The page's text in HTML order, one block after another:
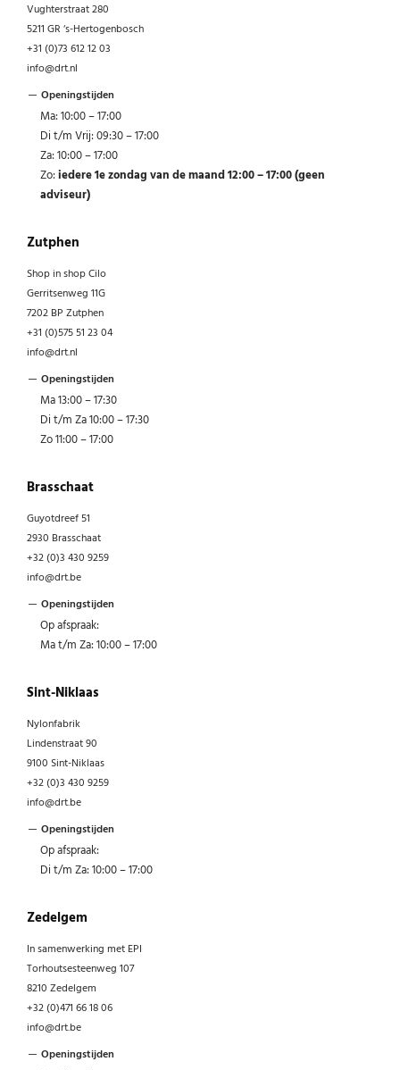
Vughterstraat 280
5211 GR ‘s-Hertogenbosch
+31 (0)73 612 12 03
info@drt.nl
Openingstijden
Ma: 10:00 – 17:00
Di t/m Vrij: 09:30 – 17:00
Za: 10:00 – 17:00
Zo:iedere 1e zondag van de maand 12:00 – 17:00 (geen
adviseur)
Zutphen
Shop in shop Cilo
Gerritsenweg 11G
7202 BP Zutphen
+31 (0)575 51 23 04
info@drt.nl
Openingstijden
Ma 13:00 – 17:30
Di t/m Za 10:00 – 17:30
Zo 11:00 – 17:00
Brasschaat
Guyotdreef 51
2930 Brasschaat
+32 (0)3 430 9259
info@drt.be
Openingstijden
Op afspraak:
Ma t/m Za: 10:00 – 17:00
Sint-Niklaas
Nylonfabrik
Lindenstraat 90
9100 Sint-Niklaas
+32 (0)3 430 9259
info@drt.be
Openingstijden
Op afspraak:
Di t/m Za: 10:00 – 17:00
Zedelgem
In samenwerking met EPI
Torhoutsesteenweg 107
8210 Zedelgem
+32 (0)471 66 18 06
info@drt.be
Openingstijden